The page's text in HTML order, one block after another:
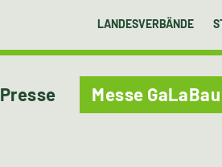
LANDESVERBÄNDE
Presse Messe